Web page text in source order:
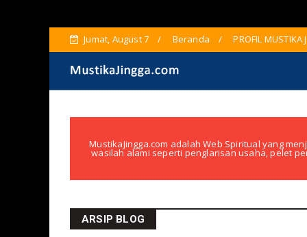
Jumat, August 7 Beranda PROFIL MUSTIKA
MustikaJingga.com adalah Web Spiritual yang
wasilah alami seperti penglarisan usaha, pelet
ARSIP BLOG